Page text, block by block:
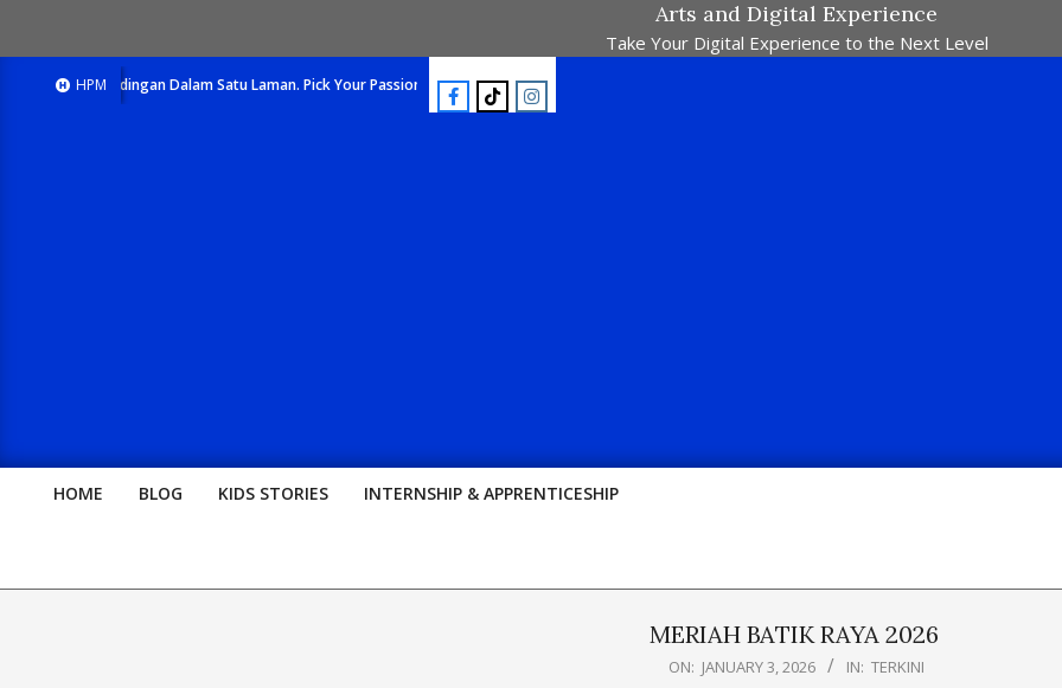
Arts and Digital Experience
Take Your Digital Experience to the Next Level
HPM
Pertandingan Dalam Satu Laman. Pick Your Passion !! E-Majalah Pertandingan Dalam Satu Laman. Pick Your Passion !!
HOME BLOG KIDS STORIES INTERNSHIP & APPRENTICESHIP
MERIAH BATIK RAYA 2026
ON: JANUARY 3, 2026 IN: TERKINI